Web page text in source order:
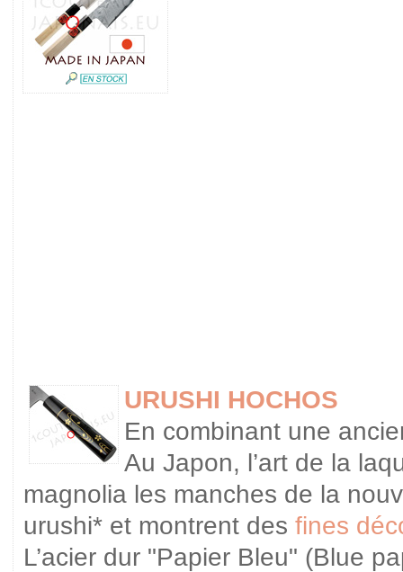
URUSHI HOCHOS
En combinant une
Au Japon, l’art de la
magnolia les manches de la
urushi* et montrent des fines
L’acier dur "Papier Bleu" (Blue